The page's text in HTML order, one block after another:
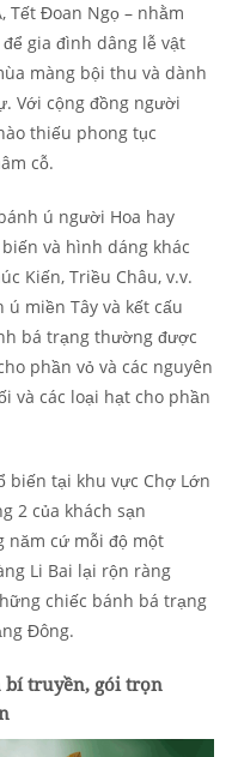
Tết Đoan Ngọ – nhằm
gia đình dâng lễ vật
màng bội thu và dành
Với cộng đồng người
thiếu phong tục
cỗ.
ú người Hoa hay
và hình dáng khác
Kiến, Triều Châu, v.v.
miền Tây và kết cấu
bá trạng thường được
phần vỏ và các nguyên
và các loại hạt cho phần
biến tại khu vực Chợ Lớn
2 của khách sạn
năm cứ mỗi độ một
Li Bai lại rộn ràng
chiếc bánh bá trạng
Đông.
bí truyền, gói trọn